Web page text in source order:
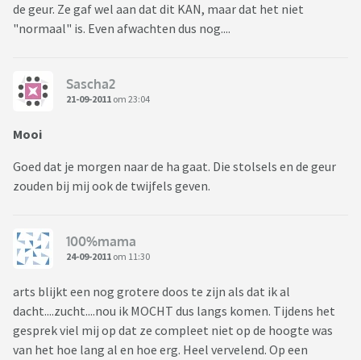
de geur. Ze gaf wel aan dat dit KAN, maar dat het niet
"normaal" is. Even afwachten dus nog....
Sascha2
21-09-2011 om 23:04
Mooi
Goed dat je morgen naar de ha gaat. Die stolsels en de geur
zouden bij mij ook de twijfels geven.
100%mama
24-09-2011 om 11:30
arts blijkt een nog grotere doos te zijn als dat ik al
dacht....zucht....nou ik MOCHT dus langs komen. Tijdens het
gesprek viel mij op dat ze compleet niet op de hoogte was
van het hoe lang al en hoe erg. Heel vervelend. Op een